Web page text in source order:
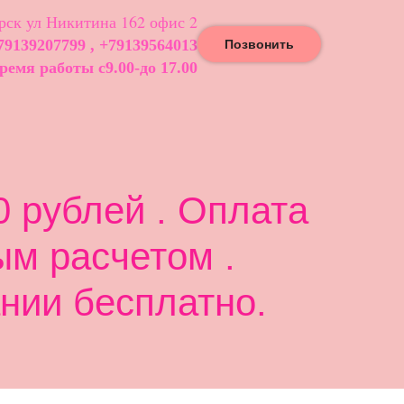
рублей . Оплата
расчетом .
бесплатно.
ул Никитина 162 офис 2
, +79139564013
работы с9.00-до 17.00
Позвонить